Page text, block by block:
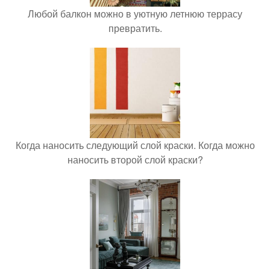
Любой балкон можно в уютную летнюю террасу
превратить.
Когда наносить следующий слой краски. Когда можно
наносить второй слой краски?